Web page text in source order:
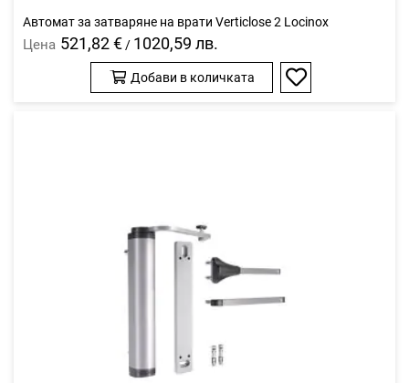
Автомат за затваряне на врати Verticlose 2 Locinox
Цена 521,82 € / 1020,59 лв.
Добави в количката
Добави